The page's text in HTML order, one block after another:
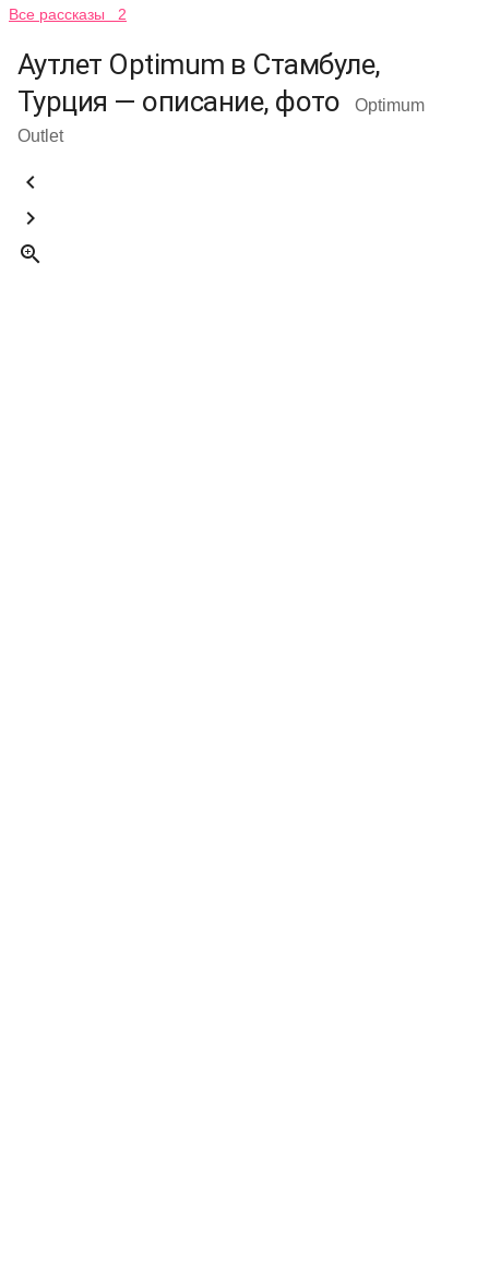
Все рассказы 2
Аутлет Optimum в Стамбуле,
Турция — описание, фото
Optimum
Outlet


